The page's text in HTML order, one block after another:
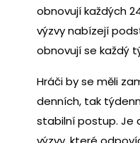
obnovují každých
výzvy nabízejí
obnovují se každý
Hráči by se měli
denních, tak
stabilní postup. Je